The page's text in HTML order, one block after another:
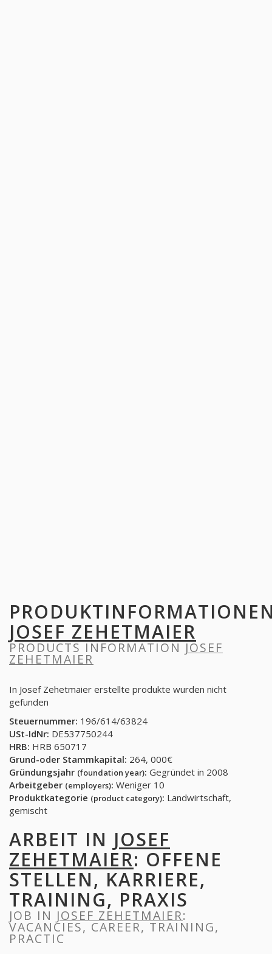
JOSEF ZEHETMAIER
PRODUCTS INFORMATION JOSEF
ZEHETMAIER
In Josef Zehetmaier erstellte produkte wurden nicht
gefunden
Steuernummer: 196/614/63824
USt-IdNr: DE537750244
HRB: HRB 650717
Grund-oder Stammkapital: 264, 000€
Gründungsjahr (foundation year): Gegründet in 2008
Arbeitgeber (employers): Weniger 10
Produktkategorie (product category): Landwirtschaft,
gemischt
ARBEIT IN JOSEF
ZEHETMAIER: OFFENE
STELLEN, KARRIERE,
TRAINING, PRAXIS
JOB IN JOSEF ZEHETMAIER:
VACANCIES, CAREER, TRAINING,
PRACTIC